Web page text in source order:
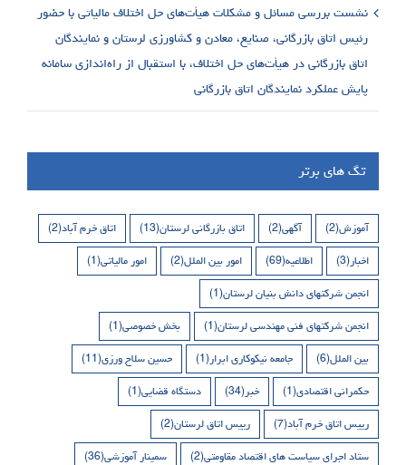
نشست بررسی مسائل و مشکلات هیأت‌های حل اختلاف مالیاتی با حضور
رئیس اتاق بازرگانی، صنایع، معادن و کشاورزی لرستان و نمایندگان
اتاق بازرگانی در هیأت‌های حل اختلاف، با استقبال از راه‌اندازی سامانه
پایش عملکرد نمایندگان اتاق بازرگانی
تگ های برتر
آموزش(2) آگهی(2) اتاق بازرگانی لرستان(13) اتاق خرم آباد(2)
اخبار(3) اطلاعیه(69) امور بین الملل(2) امور مالیاتی(1)
انجمن شرکتهای دانش بنیان لرستان(1)
انجمن شرکتهای فنی مهندسی لرستان(1) بخش خصوصی(1)
بین الملل(6) جامعه نیکوکاری ابرار(1) حسین سلاح ورزی(11)
حکمرانی اقتصادی(1) خبر(34) دستگاه قضایی(1)
رییس اتاق خرم آباد(7) رییس اتاق لرستان(2)
ستاد اجرای سیاست های اقتصاد مقاومتی(2) سمینار آموزشی(36)